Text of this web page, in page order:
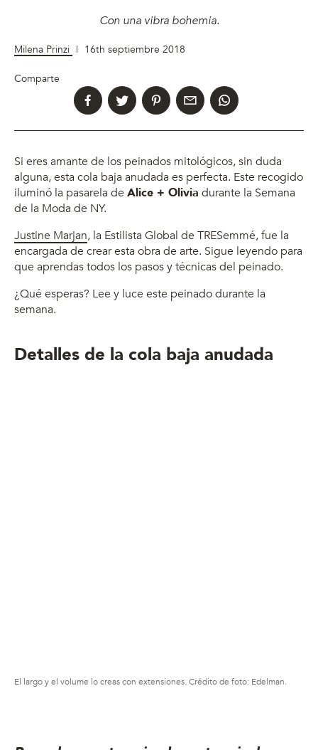
Con una vibra bohemia.
Milena Prinzi | 16th septiembre 2018
Comparte
Si eres amante de los peinados mitológicos, sin duda
alguna, esta cola baja anudada es perfecta. Este recogido
iluminó la pasarela de Alice + Olivia durante la Semana
de la Moda de NY.
Justine Marjan, la Estilista Global de TRESemmé, fue la
encargada de crear esta obra de arte. Sigue leyendo para
que aprendas todos los pasos y técnicas del peinado.
¿Qué esperas? Lee y luce este peinado durante la
semana.
Detalles de la cola baja anudada
El largo y el volume lo creas con extensiones. Crédito de foto: Edelman.